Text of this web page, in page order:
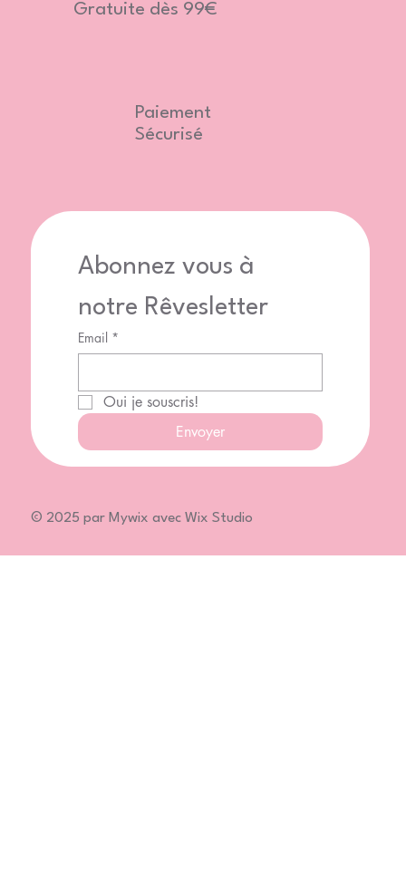
Abonnez vous à
notre Rêvesletter
Email *
Oui je souscris!
Envoyer
Gratuite dès 99€
Paiement
Sécurisé
© 2025 par Mywix avec Wix Studio